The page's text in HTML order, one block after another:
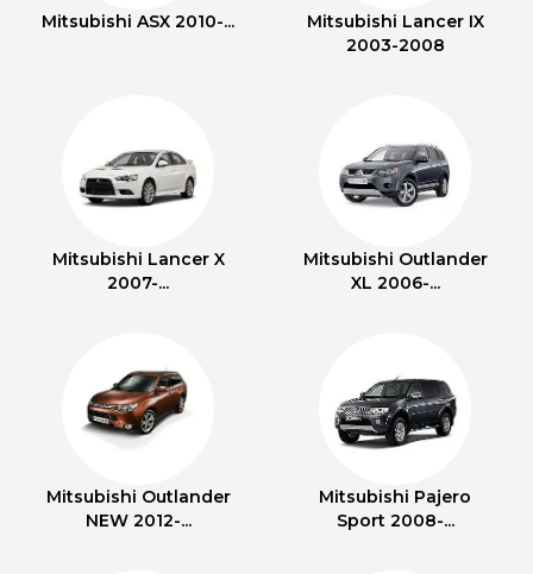
Mitsubishi ASX 2010-...
Mitsubishi Lancer IX
2003-2008
Mitsubishi Lancer X
2007-...
Mitsubishi Outlander
XL 2006-...
Mitsubishi Outlander
NEW 2012-...
Mitsubishi Pajero
Sport 2008-...